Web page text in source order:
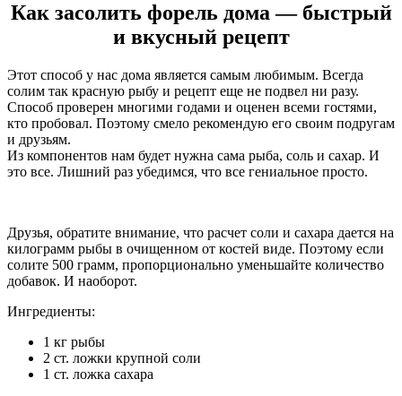
Как засолить форель дома — быстрый
и вкусный рецепт
Этот способ у нас дома является самым любимым. Всегда
солим так красную рыбу и рецепт еще не подвел ни разу.
Способ проверен многими годами и оценен всеми гостями,
кто пробовал. Поэтому смело рекомендую его своим подругам
и друзьям.
Из компонентов нам будет нужна сама рыба, соль и сахар. И
это все. Лишний раз убедимся, что все гениальное просто.
Друзья, обратите внимание, что расчет соли и сахара дается на
килограмм рыбы в очищенном от костей виде. Поэтому если
солите 500 грамм, пропорционально уменьшайте количество
добавок. И наоборот.
Ингредиенты:
1 кг рыбы
2 ст. ложки крупной соли
1 ст. ложка сахара